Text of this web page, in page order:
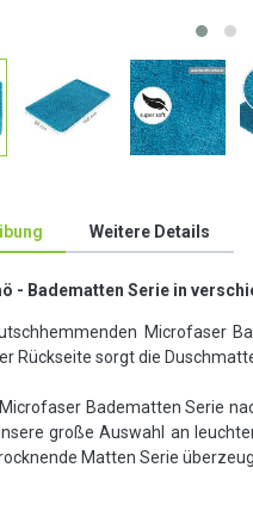
Weitere Details
- Badematten Serie in
Microfaser
Rückseite sorgt die
Badematten Serie
große Auswahl an
Matten Serie